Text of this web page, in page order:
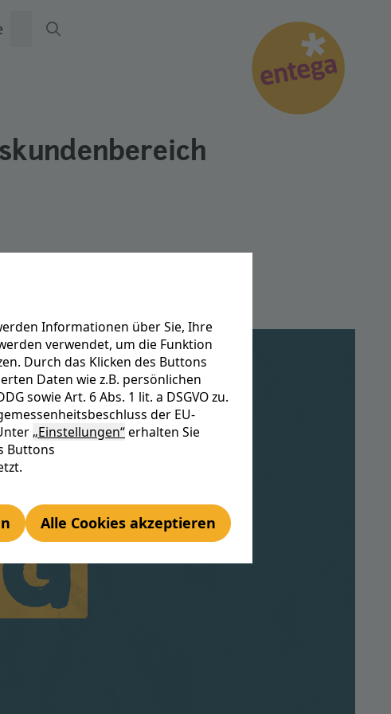
Informationen über Sie, Ihre
verwendet, um die Funktion
Durch das Klicken des Buttons
Daten wie z.B. persönlichen
sowie Art. 6 Abs. 1 lit. a DSGVO zu.
der EU-
„Einstellungen“erhalten Sie
Buttons
Alle Cookies akzeptieren